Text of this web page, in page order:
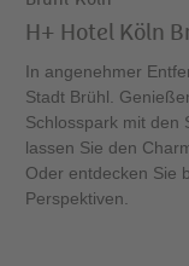
H+ Hotel Köln
In angenehmer
Stadt Brühl.
Schlosspark mit den
lassen Sie den
Oder entdecken Sie
Perspektiven.